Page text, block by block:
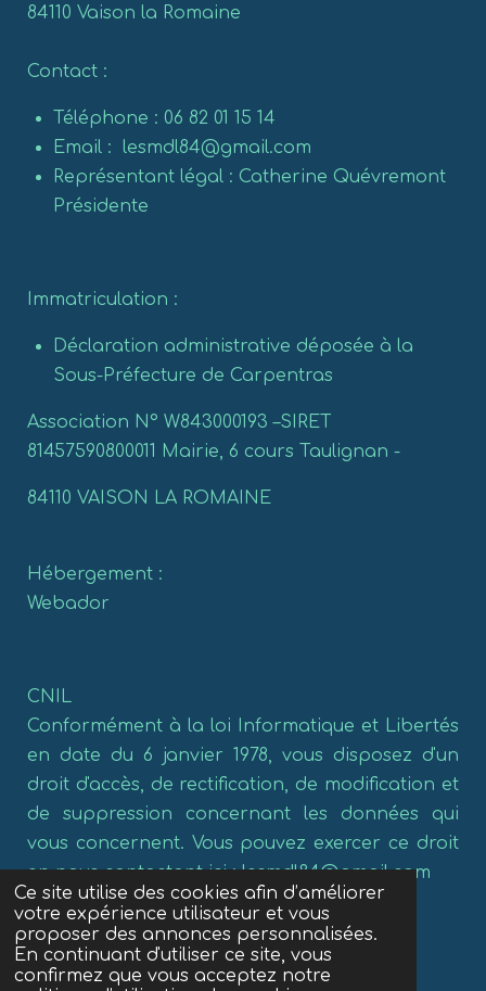
Ce site utilise des cookies afin d’améliorer
votre expérience utilisateur et vous
proposer des annonces personnalisées.
En continuant d'utiliser ce site, vous
confirmez que vous acceptez notre
84110 Vaison la Romaine
Contact :
Téléphone : 06 82 01 15 14
Email : lesmdl84@gmail.com
Représentant légal : Catherine Quévremont
Présidente
Immatriculation :
Déclaration administrative déposée à la
Sous-Préfecture de Carpentras
Association N° W843000193 –SIRET
81457590800011 Mairie, 6 cours Taulignan -
84110 VAISON LA ROMAINE
Hébergement :
Webador
CNIL
Conformément à la loi Informatique et Libertés
en date du 6 janvier 1978, vous disposez d'un
droit d'accès, de rectification, de modification et
de suppression concernant les données qui
vous concernent. Vous pouvez exercer ce droit
en nous contactant ici : lesmdl84@gmail.com